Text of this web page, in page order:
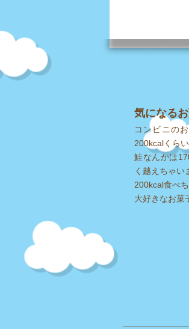
気になる
コンビニの
200kcalくら
鮭なんかは
く越えちゃい
200kcal食べ
大好きなお菓